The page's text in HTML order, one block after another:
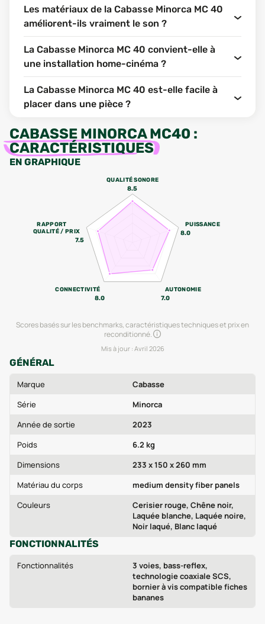
Les matériaux de la Cabasse Minorca MC 40
améliorent-ils vraiment le son ?
La Cabasse Minorca MC 40 convient-elle à
une installation home-cinéma ?
La Cabasse Minorca MC 40 est-elle facile à
placer dans une pièce ?
CABASSE MINORCA MC40 :
CARACTÉRISTIQUES
EN GRAPHIQUE
QUALITÉ SONORE
8.5
PUISSANCE
8.0
AUTONOMIE
7.0
CONNECTIVITÉ
8.0
RAPPORT
QUALITÉ / PRIX
7.5
Scores basés sur les benchmarks, caractéristiques techniques et prix en
reconditionné.
Mis à jour : Avril 2026
GÉNÉRAL
Marque
Cabasse
Série
Minorca
Année de sortie
2023
Poids
6.2 kg
Dimensions
233 x 150 x 260 mm
Matériau du corps
medium density fiber panels
Couleurs
Cerisier rouge, Chêne noir,
Laquée blanche, Laquée noire,
Noir laqué, Blanc laqué
FONCTIONNALITÉS
Fonctionnalités
3 voies, bass-reflex,
technologie coaxiale SCS,
bornier à vis compatible fiches
bananes